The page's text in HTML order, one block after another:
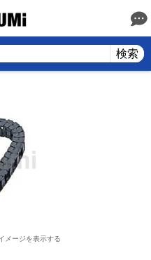
検索
メージを表示する